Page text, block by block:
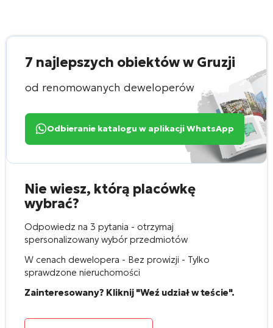
7 najlepszych obiektów w Gruzji
od renomowanych deweloperów
Odbieranie katalogu w aplikacji WhatsApp
Nie wiesz, którą placówkę
wybrać?
Odpowiedz na 3 pytania - otrzymaj
spersonalizowany wybór przedmiotów
W cenach dewelopera - Bez prowizji - Tylko
sprawdzone nieruchomości
Zainteresowany? Kliknij "Weź udział w teście".